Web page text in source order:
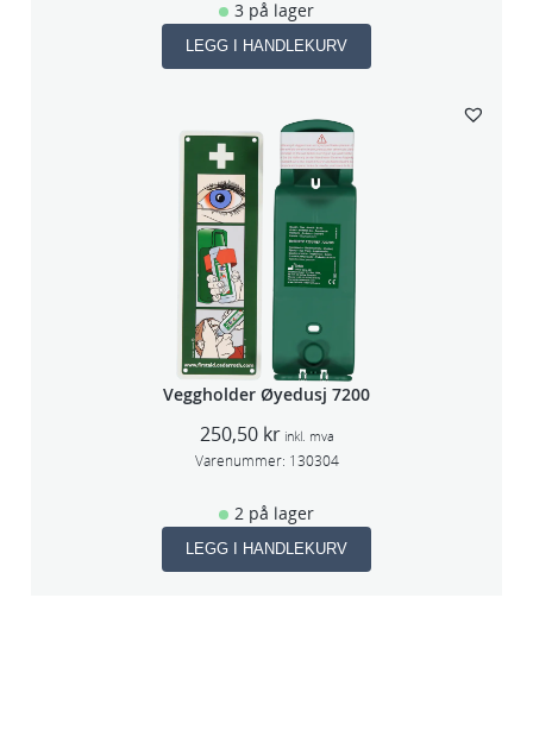
3 på lager
LEGG I HANDLEKURV
Veggholder Øyedusj 7200
250,50 kr inkl. mva
Varenummer: 130304
2 på lager
LEGG I HANDLEKURV